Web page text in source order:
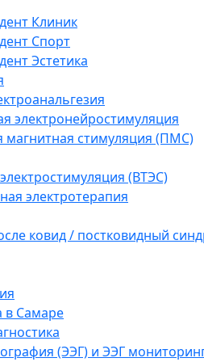
Клиник
Спорт
Эстетика
электронейростимуляция
магнитная стимуляция (ПМС)
(ВТЭС)
электротерапия
ковид / постковидный
в Самаре
(ЭЭГ) и ЭЭГ